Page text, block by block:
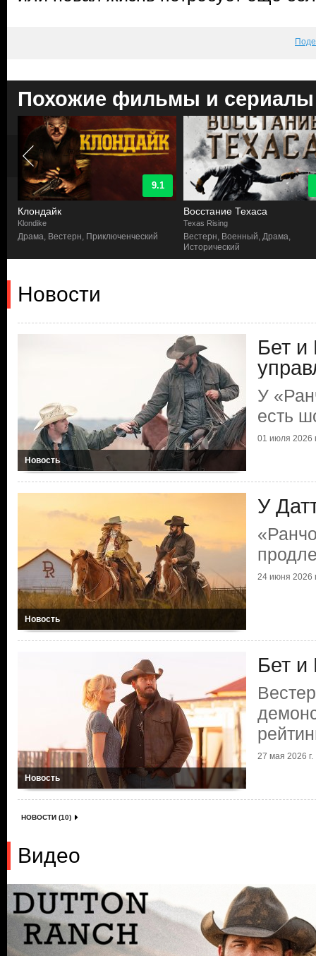
Похожие фильмы и сериалы
9.1
Клондайк
Klondike
Драма, Вестерн, Приключенческий
Восстание Техаса
Texas Rising
Вестерн, Военный, Драма,
Исторический
Новости
Новость
Бет и
У
есть
01 июля 2026
Новость
У
24 июня 2026
Новость
Бет и
27 мая 2026 г.
НОВОСТИ (10)
Видео